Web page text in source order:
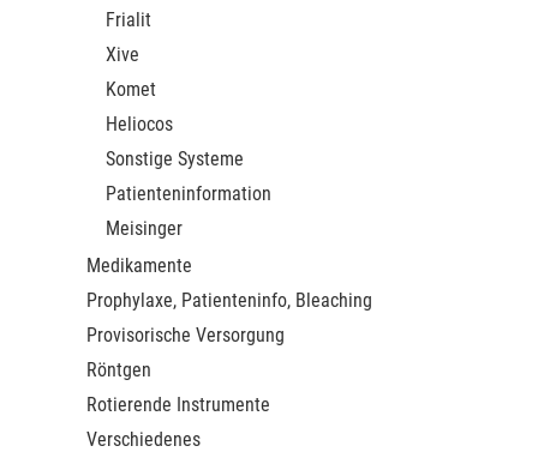
Frialit
Xive
Komet
Heliocos
Sonstige Systeme
Patienteninformation
Meisinger
Medikamente
Prophylaxe, Patienteninfo, Bleaching
Provisorische Versorgung
Röntgen
Rotierende Instrumente
Verschiedenes